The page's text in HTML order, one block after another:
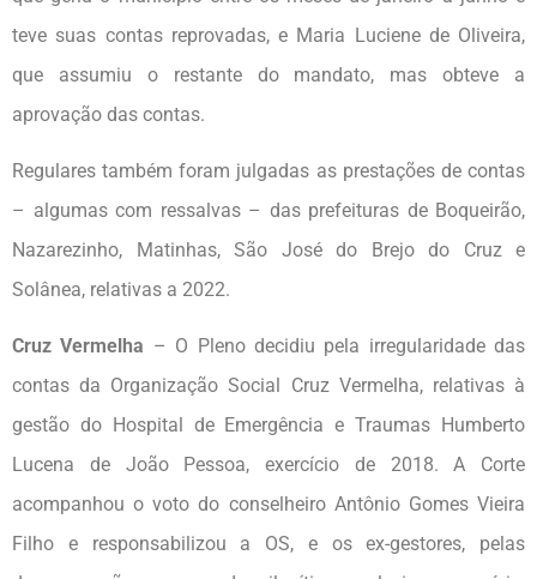
teve suas contas reprovadas, e Maria Luciene de Oliveira,
que assumiu o restante do mandato, mas obteve a
aprovação das contas.
Regulares também foram julgadas as prestações de contas
– algumas com ressalvas – das prefeituras de Boqueirão,
Nazarezinho, Matinhas, São José do Brejo do Cruz e
Solânea, relativas a 2022.
Cruz Vermelha – O Pleno decidiu pela irregularidade das
contas da Organização Social Cruz Vermelha, relativas à
gestão do Hospital de Emergência e Traumas Humberto
Lucena de João Pessoa, exercício de 2018. A Corte
acompanhou o voto do conselheiro Antônio Gomes Vieira
Filho e responsabilizou a OS, e os ex-gestores, pelas